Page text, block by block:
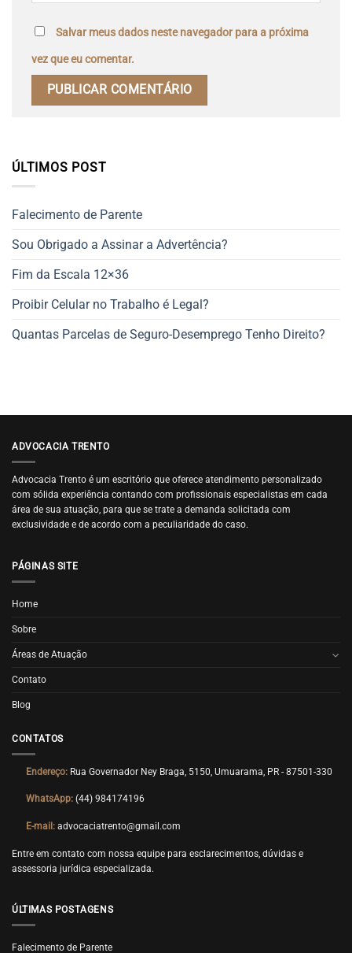
Salvar meus dados neste navegador para a próxima
vez que eu comentar.
ÚLTIMOS POST
Falecimento de Parente
Sou Obrigado a Assinar a Advertência?
Fim da Escala 12×36
Proibir Celular no Trabalho é Legal?
Quantas Parcelas de Seguro-Desemprego Tenho Direito?
ADVOCACIA TRENTO
Advocacia Trento é um escritório que oferece atendimento personalizado
com sólida experiência contando com profissionais especialistas em cada
área de sua atuação, para que se trate a demanda solicitada com
exclusividade e de acordo com a peculiaridade do caso.
PÁGINAS SITE
Home
Sobre
Áreas de Atuação
Contato
Blog
CONTATOS
Endereço: Rua Governador Ney Braga, 5150, Umuarama, PR - 87501-330
WhatsApp: (44) 984174196
E-mail: advocaciatrento@gmail.com
Entre em contato com nossa equipe para esclarecimentos, dúvidas e
assessoria jurídica especializada.
ÚLTIMAS POSTAGENS
Falecimento de Parente